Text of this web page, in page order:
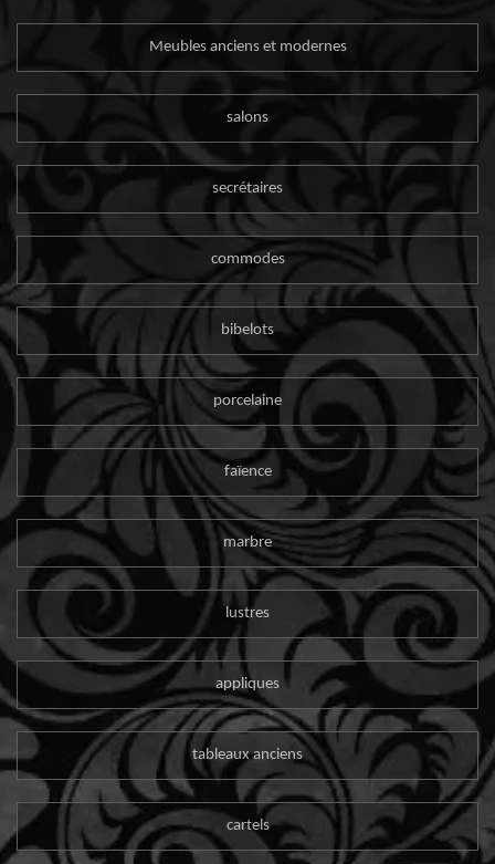
Meubles anciens et modernes
salons
secrétaires
commodes
bibelots
porcelaine
faïence
marbre
lustres
appliques
tableaux anciens
cartels